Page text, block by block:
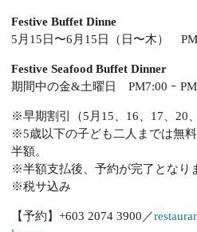
Festive Buffet Dinne
5月15日〜6月15日（日〜木）
Festive Seafood Buffet Dinner
期間中の金&土曜日 PM7:00 ｰ
※早期割引（5月15、16、17、20
※5歳以下の子ども二人までは無
半額。
※半額支払後、予約が完了となり
※税サ込み
【予約】+603 2074 3900／